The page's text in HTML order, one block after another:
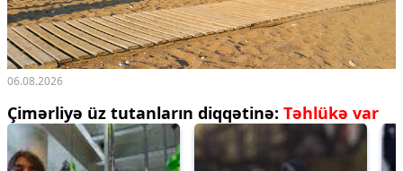
06.08.2026
Çimərliyə üz tutanların diqqətinə: Təhlükə var